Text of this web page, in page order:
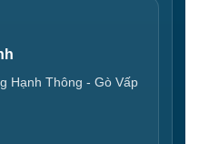
Hạnh Thông - Gò Vấp